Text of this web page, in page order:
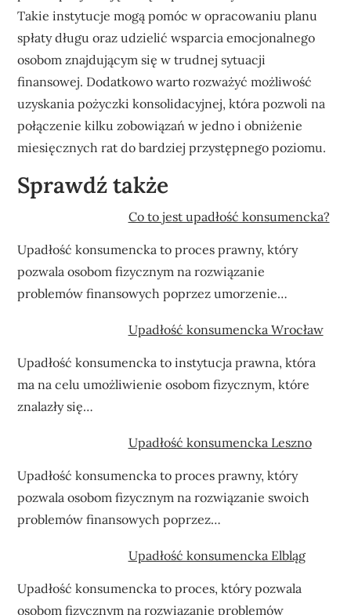
Takie instytucje mogą pomóc w opracowaniu planu
spłaty długu oraz udzielić wsparcia emocjonalnego
osobom znajdującym się w trudnej sytuacji
finansowej. Dodatkowo warto rozważyć możliwość
uzyskania pożyczki konsolidacyjnej, która pozwoli na
połączenie kilku zobowiązań w jedno i obniżenie
miesięcznych rat do bardziej przystępnego poziomu.
Sprawdź także
Co to jest upadłość konsumencka?
Upadłość konsumencka to proces prawny, który
pozwala osobom fizycznym na rozwiązanie
problemów finansowych poprzez umorzenie…
Upadłość konsumencka Wrocław
Upadłość konsumencka to instytucja prawna, która
ma na celu umożliwienie osobom fizycznym, które
znalazły się…
Upadłość konsumencka Leszno
Upadłość konsumencka to proces prawny, który
pozwala osobom fizycznym na rozwiązanie swoich
problemów finansowych poprzez…
Upadłość konsumencka Elbląg
Upadłość konsumencka to proces, który pozwala
osobom fizycznym na rozwiązanie problemów